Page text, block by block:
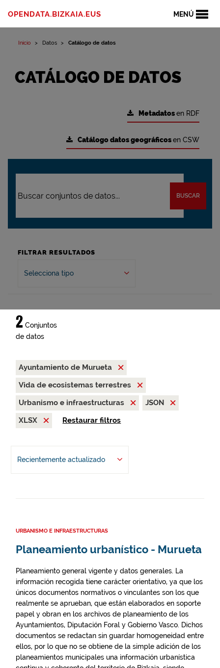
MENÚ
OPENDATA.BIZKAIA.EUS
Inicio Datos Catálogo de datos
CATÁLOGO DE DATOS
Metadatosen RDF
Catálogo datos geográficosen CSW
BUSCAR
FILTRAR RESULTADOS
Selecciona tipo
2 Conjuntos
de datos
Ayuntamiento de Murueta
Vida de ecosistemas terrestres
Urbanismo e infraestructuras
JSON
XLSX
Restaurar filtros
Recientemente actualizado
URBANISMO E INFRAESTRUCTURAS
Planeamiento urbanístico - Murueta
Planeamiento general vigente y datos generales. La
información recogida tiene carácter orientativo, ya que los
únicos documentos normativos o vinculantes son los que
realmente se aprueban, que están elaborados en soporte
papel y obran en los archivos de planeamiento de los
Ayuntamientos, Diputación Foral y Gobierno Vasco. Dichos
documentos se redactan sin guardar homogeneidad entre
ellos, por lo que no se obtiene de la simple adición de los
planeamientos municipales una información urbanística